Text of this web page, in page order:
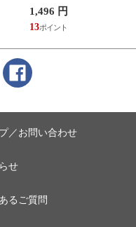
ク
ーシャツ 吸汗速乾
1,496 円
13
／お問い合わせ
せ
るご質問